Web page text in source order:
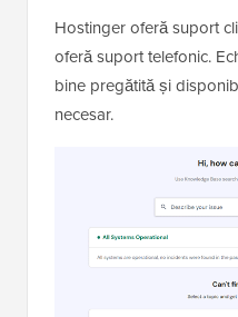
Hostinger oferă suport
oferă suport telefonic.
bine pregătită și
necesar.